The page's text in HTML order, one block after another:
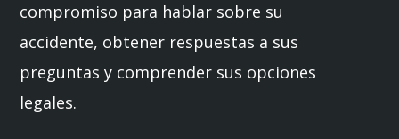
compromiso para hablar sobre su
accidente, obtener respuestas a sus
preguntas y comprender sus opciones
legales.